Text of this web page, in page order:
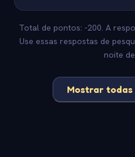
Total de pontos: -200. A
Use essas respostas de
noite
Mostrar